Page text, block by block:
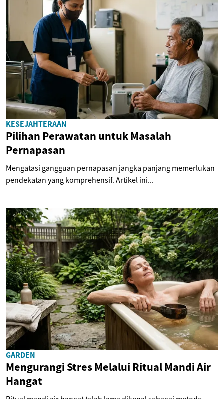
KESEJAHTERAAN
Pilihan Perawatan untuk Masalah
Pernapasan
Mengatasi gangguan pernapasan jangka panjang memerlukan
pendekatan yang komprehensif. Artikel ini...
GARDEN
Mengurangi Stres Melalui Ritual Mandi Air
Hangat